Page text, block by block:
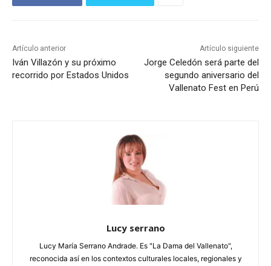
Artículo anterior
Iván Villazón y su próximo
recorrido por Estados Unidos
Artículo siguiente
Jorge Celedón será parte del
segundo aniversario del
Vallenato Fest en Perú
Lucy serrano
Lucy María Serrano Andrade. Es "La Dama del Vallenato",
reconocida así en los contextos culturales locales, regionales y